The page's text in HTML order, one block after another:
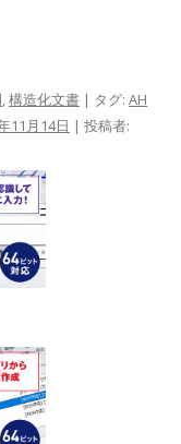
,構造化文書 | タグ: AH
11月14日 | 投稿者: